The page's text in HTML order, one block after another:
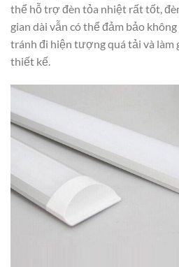
thể hỗ trợ đèn tỏa nhiệt rất tốt,
gian dài vẫn có thể đảm bảo
tránh đi hiện tượng quá tải và làm
thiết kế.